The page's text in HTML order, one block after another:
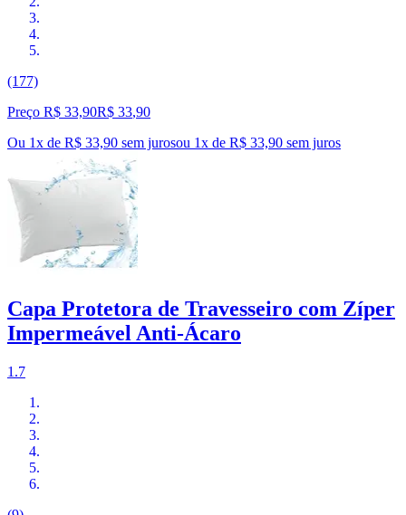
(177)
Preço R$ 33,90R$ 33,90
Ou 1x de R$ 33,90 sem jurosou 1x de R$ 33,90 sem juros
Capa Protetora de Travesseiro com Zíper
Impermeável Anti-Ácaro
1.7